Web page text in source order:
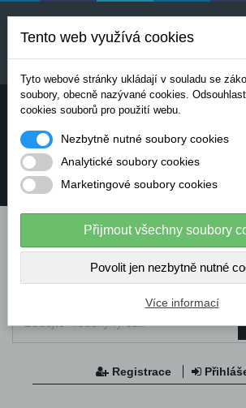
Uvedené ceny jsou orientační a
závislosti na aktuálních cenách
dodavatelů. Pro přesnou cenovou
Potřebujete poradit? Chcete
Registrace
Tento web využívá cookies
Tyto webové stránky ukládají v souladu se
soubory, obecně nazývané cookies.
cookies souborů pro použití webu.
Nezbytně nutné soubory cookies
Analytické soubory cookies
Marketingové soubory cookies
Přijmout všechny soubory
Povolit jen nezbytně nutné
Více informací